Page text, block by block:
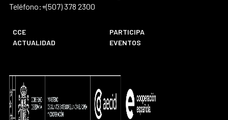
Teléfono:+(507) 378 2300
CCE
PARTICIPA
ACTUALIDAD
EVENTOS